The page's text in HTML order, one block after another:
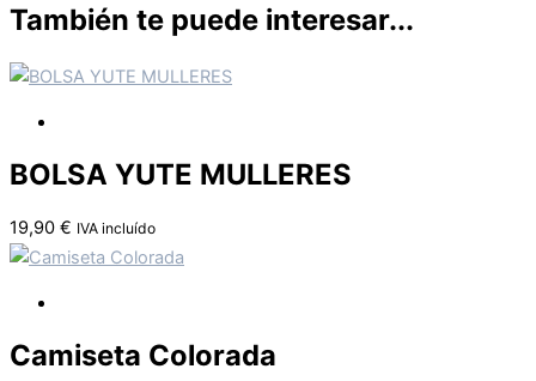
También te puede interesar...
BOLSA YUTE MULLERES
19,90 € IVA incluído
Camiseta Colorada